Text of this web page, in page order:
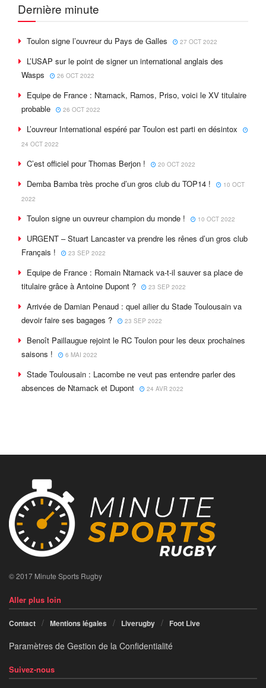
Dernière minute
Toulon signe l’ouvreur du Pays de Galles 27 OCT 2022
L’USAP sur le point de signer un international anglais des
Wasps
26 OCT 2022
Equipe de France : Ntamack, Ramos, Priso, voici le XV titulaire
probable
26 OCT 2022
L’ouvreur International espéré par Toulon est parti en désintox
24 OCT 2022
C’est officiel pour Thomas Berjon ! 20 OCT 2022
Demba Bamba très proche d’un gros club du TOP14 !
10 OCT
2022
Toulon signe un ouvreur champion du monde ! 10 OCT 2022
URGENT – Stuart Lancaster va prendre les rênes d’un gros club
Français !
23 SEP 2022
Equipe de France : Romain Ntamack va-t-il sauver sa place de
titulaire grâce à Antoine Dupont ?
23 SEP 2022
Arrivée de Damian Penaud : quel ailier du Stade Toulousain va
devoir faire ses bagages ?
23 SEP 2022
Benoît Paillaugue rejoint le RC Toulon pour les deux prochaines
saisons !
6 MAI 2022
Stade Toulousain : Lacombe ne veut pas entendre parler des
absences de Ntamack et Dupont
24 AVR 2022
© 2017 Minute Sports Rugby
Aller plus loin
Contact Mentions légales Liverugby Foot Live
Paramètres de Gestion de la Confidentialité
Suivez-nous